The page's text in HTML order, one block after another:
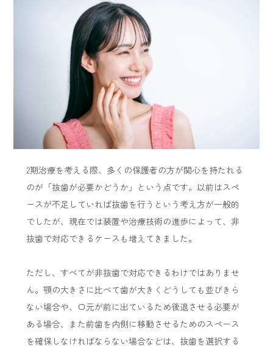
2期治療を考える際、多くの保護者の方が関心を持たれる
のが「抜歯が必要かどうか」という点です。以前はスペ
ースが不足していれば抜歯を行うという考え方が一般的
でしたが、現在では装置や治療技術の進歩によって、非
抜歯で対応できるケースも増えてきました。
ただし、すべてが非抜歯で対応できるわけではありませ
ん。顎の大きさに比べて歯が大きくどうしても並びきら
ない場合や、口元が前に出ているため後退させる必要が
ある場合、また前歯を内側に移動させるためのスペース
を確保しなければならない場合などは、抜歯を選択する